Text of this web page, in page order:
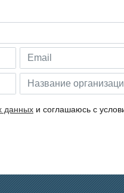
данныхи соглашаюсь с